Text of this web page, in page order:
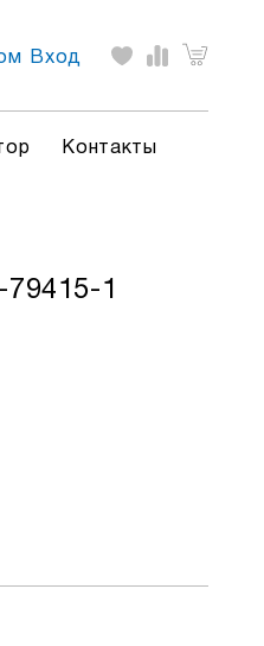
Вход
Контакты
1